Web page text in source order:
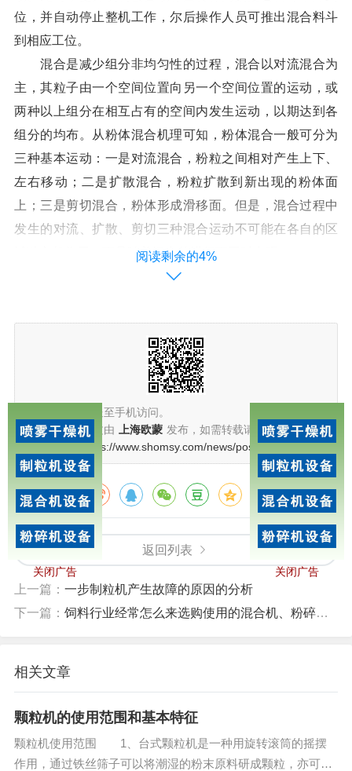
位，并自动停止整机工作，尔后操作人员可推出混合料斗
到相应工位。
混合是减少组分非均匀性的过程，混合以对流混合为
主，其粒子由一个空间位置向另一个空间位置的运动，或
两种以上组分在相互占有的空间内发生运动，以期达到各
组分的均布。从粉体混合机理可知，粉体混合一般可分为
三种基本运动：一是对流混合，粉粒之间相对产生上下、
左右移动；二是扩散混合，粉粒扩散到新出现的粉体面
上；三是剪切混合，粉体形成滑移面。但是，混合过程中
发生的对流、扩散、剪切三种混合运动不可能在各自的区
域独立起作用，而是随着混合的进行而同时出现。
阅读剩余的4%
扫描二维码推送至手机访问。
版权声明：本文由
上海欧蒙 发布，如需转载请注明出处。
本文链接：https://www.shomsy.com/news/post/289.html
分享给朋友：
返回列表
上一篇： 一步制粒机产生故障的原因的分析
下一篇： 饲料行业经常怎么来选购使用的混合机、粉碎机和制粒机
相关文章
颗粒机的使用范围和基本特征
颗粒机使用范围 1、台式颗粒机是一种用旋转滚筒的摇摆
作用，通过铁丝筛子可以将潮湿的粉末原料研成颗粒，亦可广
关闭广告 关闭广告